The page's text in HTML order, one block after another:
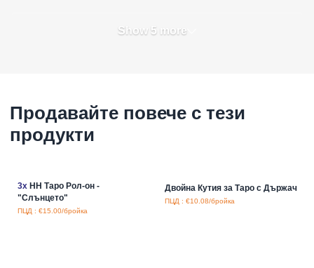
Show 5 more
Продавайте повече с тези
продукти
3xHH Таро Рол-он -
"Слънцето"
ПЦД : €15.00/бройка
Двойна Кутия за Таро с Държач
ПЦД : €10.08/бройка